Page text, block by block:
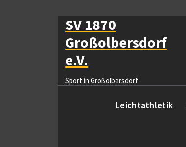
SV 1870
Großolbersdorf
e.V.
Sport in Großolbersdorf
Leichtathletik